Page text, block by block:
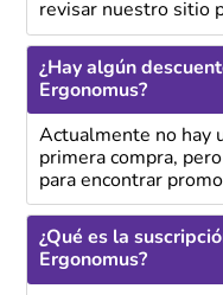
revisar nuestro sitio
¿Hay algún
Ergonomus?
Actualmente no hay
primera compra,
para encontrar
¿Qué es la
Ergonomus?